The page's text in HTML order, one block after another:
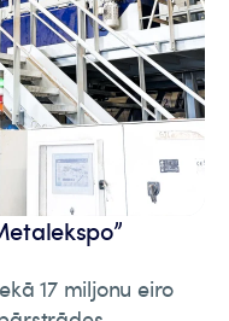
17 miljonu eiro